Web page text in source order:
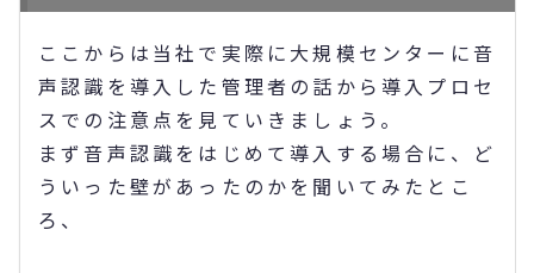
ここからは当社で実際に大規模センターに音
声認識を導入した管理者の話から導入プロセ
スでの注意点を見ていきましょう。
まず音声認識をはじめて導入する場合に、ど
ういった壁があったのかを聞いてみたとこ
ろ、